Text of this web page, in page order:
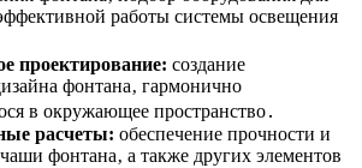
работы системы освещения
проектирование: создание
фонтана‚ гармонично
в окружающее пространство․
расчеты: обеспечение прочности и
фонтана‚ а также других элементов